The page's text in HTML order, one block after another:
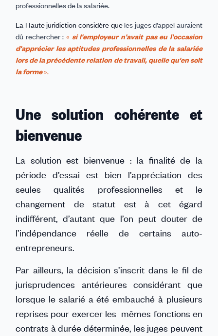
professionnelles de la salariée.
La Haute juridiction considère que les juges d’appel auraient
dû rechercher : « si l'employeur n'avait pas eu l'occasion
d'apprécier les aptitudes professionnelles de la salariée
lors de la précédente relation de travail, quelle qu'en soit
la forme».
Une solution cohérente et
bienvenue
La solution est bienvenue : la finalité de la
période d’essai est bien l’appréciation des
seules qualités professionnelles et le
changement de statut est à cet égard
indifférent, d’autant que l’on peut douter de
l’indépendance réelle de certains auto-
entrepreneurs.
Par ailleurs, la décision s’inscrit dans le fil de
jurisprudences antérieures considérant que
lorsque le salarié a été embauché à plusieurs
reprises pour exercer les mêmes fonctions en
contrats à durée déterminée, les juges peuvent